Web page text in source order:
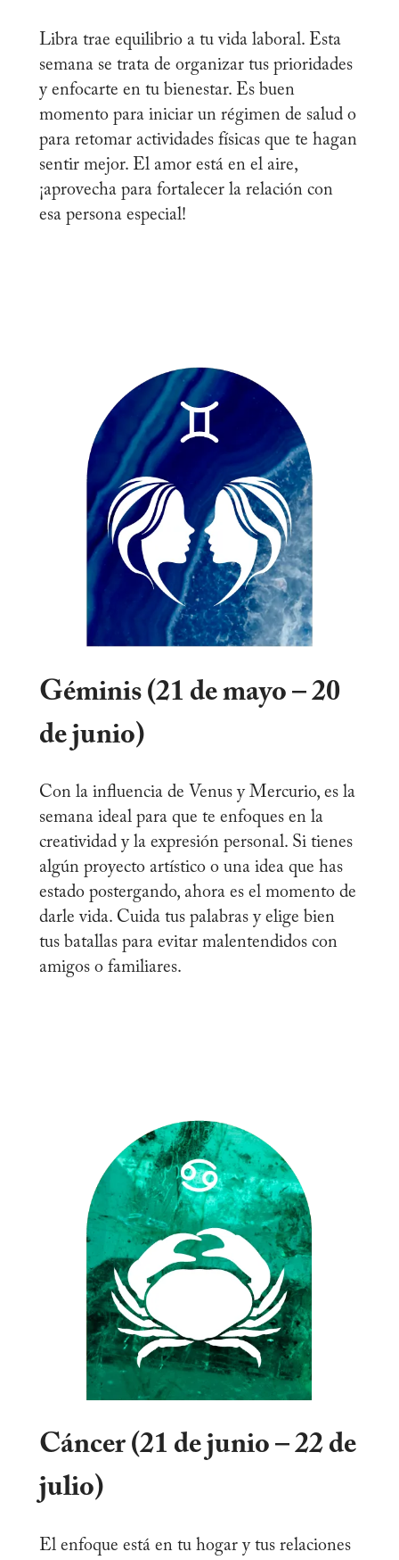
Libra trae equilibrio a tu vida laboral. Esta
semana se trata de organizar tus prioridades
y enfocarte en tu bienestar. Es buen
momento para iniciar un régimen de salud o
para retomar actividades físicas que te hagan
sentir mejor. El amor está en el aire,
¡aprovecha para fortalecer la relación con
esa persona especial!
Géminis (21 de mayo – 20
de junio)
Con la influencia de Venus y Mercurio, es la
semana ideal para que te enfoques en la
creatividad y la expresión personal. Si tienes
algún proyecto artístico o una idea que has
estado postergando, ahora es el momento de
darle vida. Cuida tus palabras y elige bien
tus batallas para evitar malentendidos con
amigos o familiares.
Cáncer (21 de junio – 22 de
julio)
El enfoque está en tu hogar y tus relaciones